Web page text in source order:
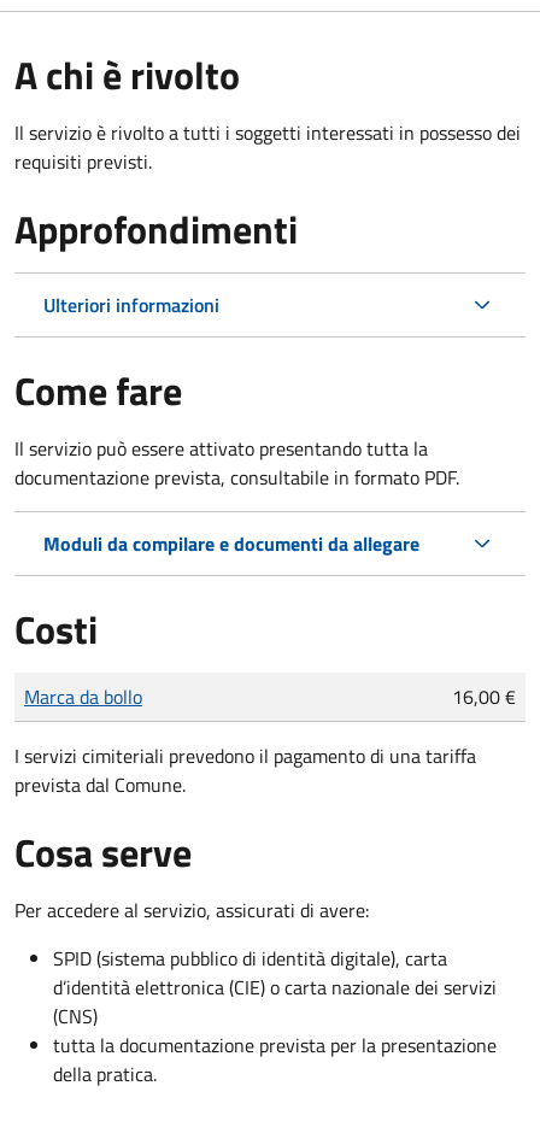
A chi è rivolto
Il servizio è rivolto a tutti i soggetti interessati in possesso dei
requisiti previsti.
Approfondimenti
Ulteriori informazioni
Come fare
Il servizio può essere attivato presentando tutta la
documentazione prevista, consultabile in formato PDF.
Moduli da compilare e documenti da allegare
Costi
Tipo di pagamento
Importo
Marca da bollo 16,00 €
I servizi cimiteriali prevedono il pagamento di una tariffa
prevista dal Comune.
Cosa serve
Per accedere al servizio, assicurati di avere:
SPID (sistema pubblico di identità digitale), carta
d’identità elettronica (CIE) o carta nazionale dei servizi
(CNS)
tutta la documentazione prevista per la presentazione
della pratica.